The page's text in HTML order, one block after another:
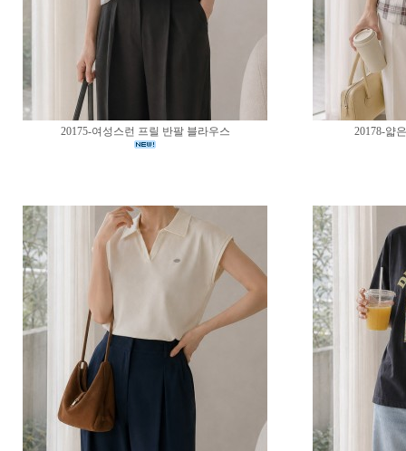
20175-여성스런 프릴 반팔 블라우스 20178-얇